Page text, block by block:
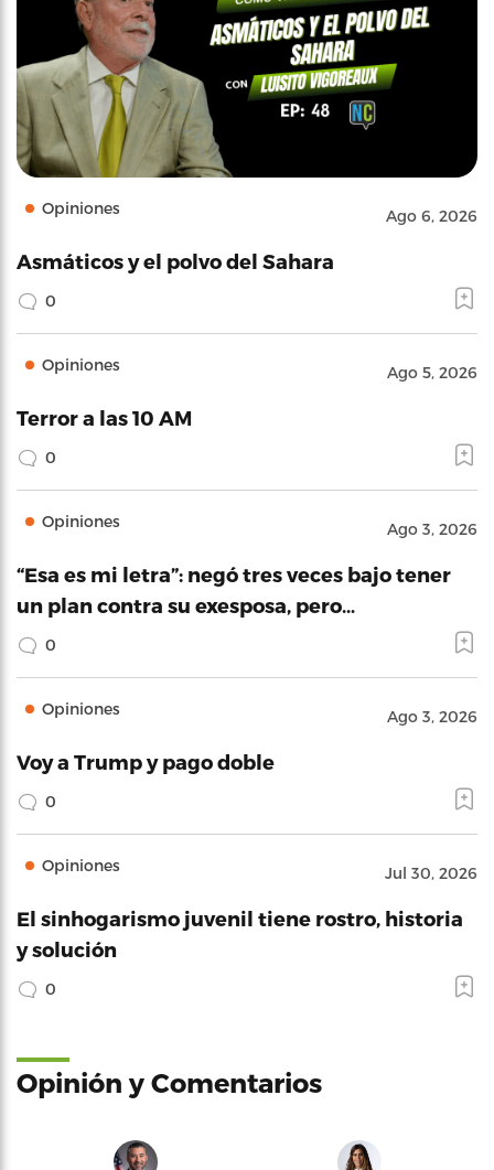
Opiniones Ago 6, 2026
Asmáticos y el polvo del Sahara
0
Opiniones Ago 5, 2026
Terror a las 10 AM
0
Opiniones Ago 3, 2026
“Esa es mi letra”: negó tres veces bajo tener
un plan contra su exesposa, pero…
0
Opiniones Ago 3, 2026
Voy a Trump y pago doble
0
Opiniones Jul 30, 2026
El sinhogarismo juvenil tiene rostro, historia
y solución
0
Opinión y Comentarios